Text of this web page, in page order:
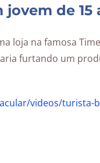
de 15
loja na famosa
furtando um
videos/turista-